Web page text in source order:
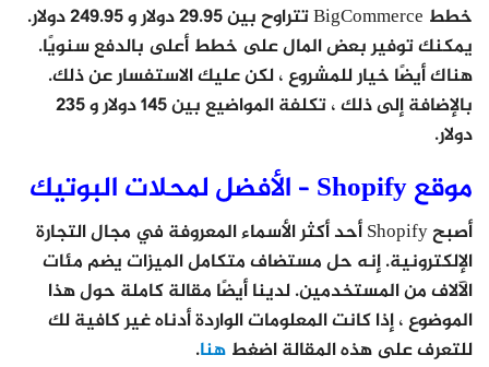
خطط BigCommerce تتراوح بين 29.95 دولار و 249.95 دولار.
يمكنك توفير بعض المال على خطط أعلى بالدفع سنويًا.
هناك أيضًا خيار للمشروع ، لكن عليك الاستفسار عن ذلك.
بالإضافة إلى ذلك ، تكلفة المواضيع بين 145 دولار و 235
دولار.
موقع Shopify – الأفضل لمحلات البوتيك
أصبح Shopify أحد أكثر الأسماء المعروفة في مجال التجارة
الإلكترونية. إنه حل مستضاف متكامل الميزات يضم مئات
الآلاف من المستخدمين. لدينا أيضًا مقالة كاملة حول هذا
الموضوع ، إذا كانت المعلومات الواردة أدناه غير كافية لك
للتعرف على هذه المقالة اضغط هنا.